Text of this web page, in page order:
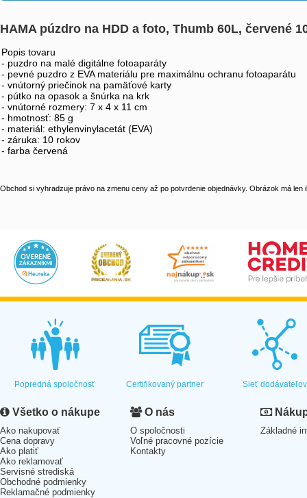
HAMA púzdro na HDD a foto, Thumb 60L, červené
Popis tovaru
- puzdro na malé digitálne fotoaparáty
- pevné puzdro z EVA materiálu pre maximálnu ochranu fotoaparátu
- vnútorný priečinok na pamäťové karty
- pútko na opasok a šnúrka na krk
- vnútorné rozmery: 7 x 4 x 11 cm
- hmotnosť: 85 g
- materiál: ethylenvinylacetát (EVA)
- záruka: 10 rokov
- farba červená
Obchod si vyhradzuje právo na zmenu ceny až po potvrdenie objednávky. Obrázok má len
Popredná spoločnosť Certifikovaný partner Sieť dodávateľov
Všetko o nákupe
Ako nakupovať
Cena dopravy
Ako platiť
Ako reklamovať
Servisné strediská
Obchodné podmienky
Reklamačné podmienky
O nás
O spoločnosti
Voľné pracovné pozície
Kontakty
Základné